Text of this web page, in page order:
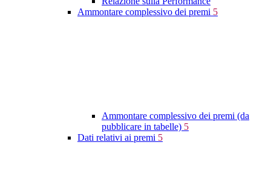
Ammontare complessivo dei premi 5
Ammontare complessivo dei premi (da
pubblicare in tabelle) 5
Dati relativi ai premi 5